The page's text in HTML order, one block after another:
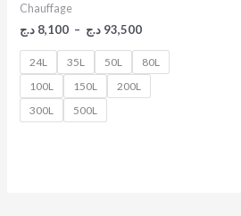
Chauffage
8,100 د.ج – 93,500 د.ج
24L 35L 50L
80L
100L
150L
200L
300L
500L